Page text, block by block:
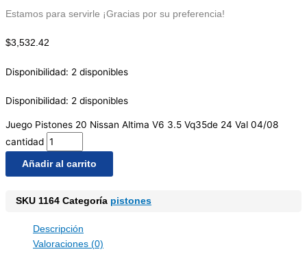
Estamos para servirle ¡Gracias por su preferencia!
$3,532.42
Disponibilidad: 2 disponibles
Disponibilidad: 2 disponibles
Juego Pistones 20 Nissan Altima V6 3.5 Vq35de 24 Val 04/08
cantidad
Añadir al carrito
SKU 1164 Categoría pistones
Descripción
Valoraciones (0)